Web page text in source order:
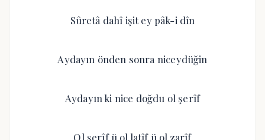
Sûretâ dahî işit ey pâk-i dîn
Aydayın önden sonra niceydüğin
Aydayın ki nice doğdu ol şerîf
Ol şerîf ü ol latîf ü ol zarîf